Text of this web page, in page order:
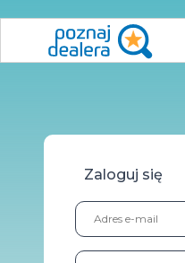
Zaloguj się